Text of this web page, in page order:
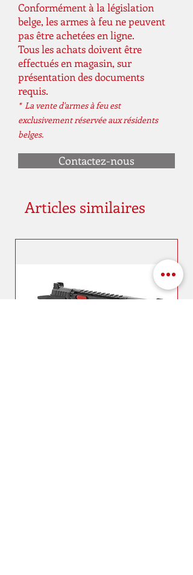
Conformément à la législation
belge, les armes à feu ne peuvent
pas être achetées en ligne.
Tous les achats doivent être
effectués en magasin, sur
présentation des documents
requis.
* La vente d'armes à feu est
exclusivement réservée aux résidents
belges.
Contactez-nous
Articles similaires